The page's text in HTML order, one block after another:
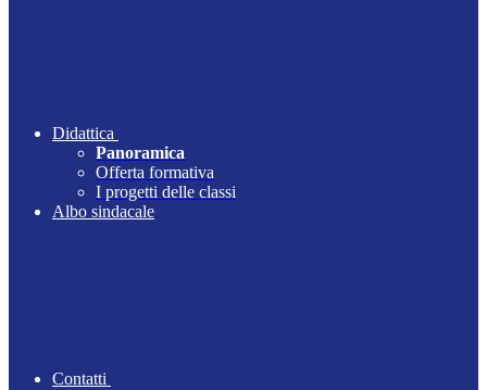
Didattica
Panoramica
Offerta formativa
I progetti delle classi
Albo sindacale
Contatti